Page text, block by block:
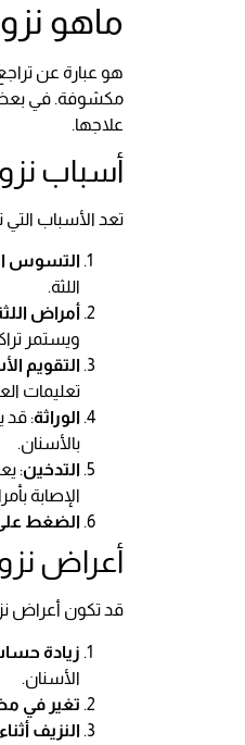
ماهو
هو عبارة عن
مكشوفة. في بعض
علاجها.
أسباب
تعد الأسباب التي
التسوس
اللثة.
أمراض
ويستمر
التقويم
تعليمات
الوراثة: قد
بالأسنان.
التدخين:
الإصابة
الضغط
أعراض
قد تكون أعراض
زيادة
الأسنان.
تغير في
النزيف